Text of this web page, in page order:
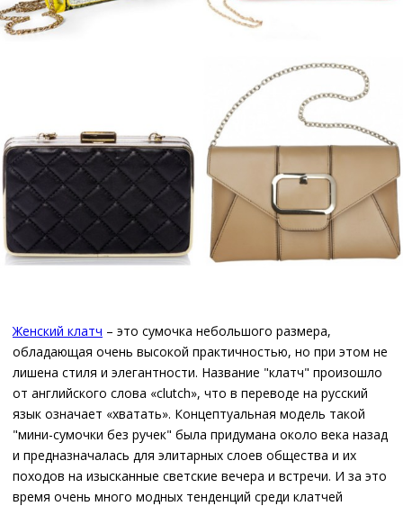
Женский клатч – это сумочка небольшого размера,
обладающая очень высокой практичностью, но при этом не
лишена стиля и элегантности. Название "клатч" произошло
от английского слова «clutch», что в переводе на русский
язык означает «хватать». Концептуальная модель такой
"мини-сумочки без ручек" была придумана около века назад
и предназначалась для элитарных слоев общества и их
походов на изысканные светские вечера и встречи. И за это
время очень много модных тенденций среди клатчей